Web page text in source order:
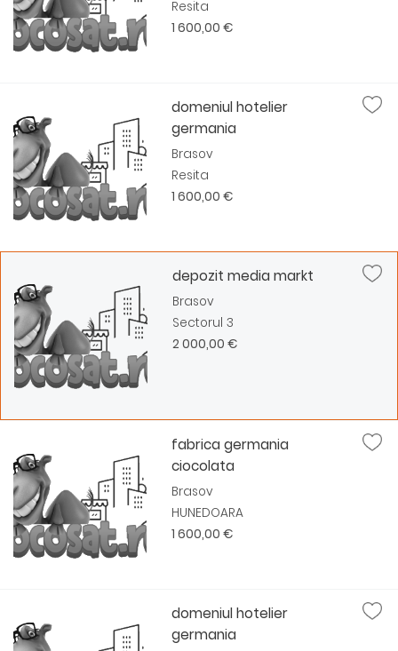
Resita
1 600,00 €
domeniul hotelier
germania
Brasov
Resita
1 600,00 €
depozit media markt
Brasov
Sectorul 3
2 000,00 €
fabrica germania
ciocolata
Brasov
HUNEDOARA
1 600,00 €
domeniul hotelier
germania